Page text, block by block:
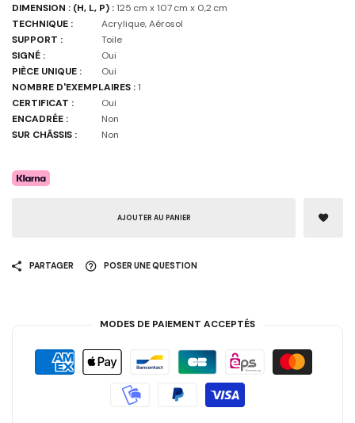
DIMENSION : (H, L, P) :125 cm x 107 cm x 0,2 cm
TECHNIQUE :
Acrylique, Aérosol
SUPPORT :
Toile
SIGNÉ :
Oui
PIÈCE UNIQUE :
Oui
NOMBRE D'EXEMPLAIRES :1
CERTIFICAT :
Oui
ENCADRÉE :
Non
SUR CHÂSSIS :
Non
AJOUTER AU PANIER
PARTAGER POSER UNE QUESTION
MODES DE PAIEMENT ACCEPTÉS